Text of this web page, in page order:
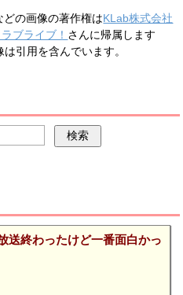
の画像の著作権はKLab株式会社
ブライブ！ さんに帰属します
引用を含んでいます。
送終わったけど一番面白かっ